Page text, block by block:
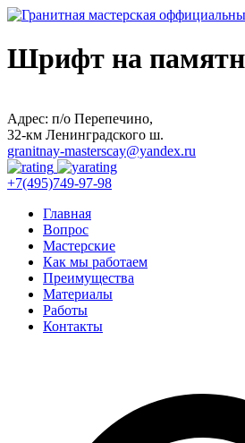
Шрифт на
Адрес: п/о Перепечино,
32-км Ленинградского ш.
granitnay-masterscay@yandex.ru
+7(495)749-97-98
Главная
Вопрос
Мастерские
Как мы работаем
Преимущества
Материалы
Работы
Контакты